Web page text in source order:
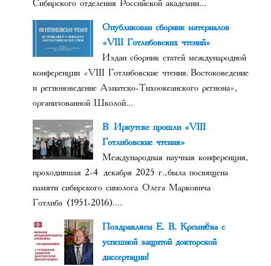
Сибирского отделения Российской академии...
Опубликован сборник материалов
«VIII Готлибовских чтений»
Издан сборник статей международной
конференции «VIII Готлибовские чтения: Востоковедение
и регионоведение Азиатско-Тихоокеанского региона»,
организованной Школой...
В Иркутске прошли «VIII
Готлибовские чтения»
Международная научная конференция,
проходившая 2-4 декабря 2025 г., была посвящена
памяти сибирского синолога Олега Марковича
Готлиба (1951-2016)....
Поздравляем Е. В. Кремнёва с
успешной защитой докторской
диссертации!